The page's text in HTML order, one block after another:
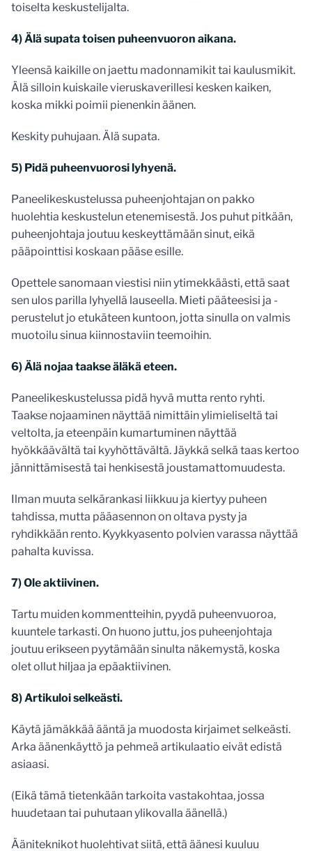
toiselta keskustelijalta.
4) Älä supata toisen puheenvuoron aikana.
Yleensä kaikille on jaettu madonnamikit tai kaulusmikit.
Älä silloin kuiskaile vieruskaverillesi kesken kaiken,
koska mikki poimii pienenkin äänen.
Keskity puhujaan. Älä supata.
5) Pidä puheenvuorosi lyhyenä.
Paneelikeskustelussa puheenjohtajan on pakko
huolehtia keskustelun etenemisestä. Jos puhut pitkään,
puheenjohtaja joutuu keskeyttämään sinut, eikä
pääpointtisi koskaan pääse esille.
Opettele sanomaan viestisi niin ytimekkäästi, että saat
sen ulos parilla lyhyellä lauseella. Mieti pääteesisi ja -
perustelut jo etukäteen kuntoon, jotta sinulla on valmis
muotoilu sinua kiinnostaviin teemoihin.
6) Älä nojaa taakse äläkä eteen.
Paneelikeskustelussa pidä hyvä mutta rento ryhti.
Taakse nojaaminen näyttää nimittäin ylimieliseltä tai
veltolta, ja eteenpäin kumartuminen näyttää
hyökkäävältä tai kyyhöttävältä. Jäykkä selkä taas kertoo
jännittämisestä tai henkisestä joustamattomuudesta.
Ilman muuta selkärankasi liikkuu ja kiertyy puheen
tahdissa, mutta pääasennon on oltava pysty ja
ryhdikkään rento. Kyykkyasento polvien varassa näyttää
pahalta kuvissa.
7) Ole aktiivinen.
Tartu muiden kommentteihin, pyydä puheenvuoroa,
kuuntele tarkasti. On huono juttu, jos puheenjohtaja
joutuu erikseen pyytämään sinulta näkemystä, koska
olet ollut hiljaa ja epäaktiivinen.
8) Artikuloi selkeästi.
Käytä jämäkkää ääntä ja muodosta kirjaimet selkeästi.
Arka äänenkäyttö ja pehmeä artikulaatio eivät edistä
asiaasi.
(Eikä tämä tietenkään tarkoita vastakohtaa, jossa
huudetaan tai puhutaan ylikovalla äänellä.)
Ääniteknikot huolehtivat siitä, että äänesi kuuluu